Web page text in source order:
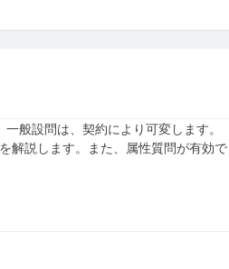
般設問は、契約により可変します。
解説します。また、属性質問が有効で